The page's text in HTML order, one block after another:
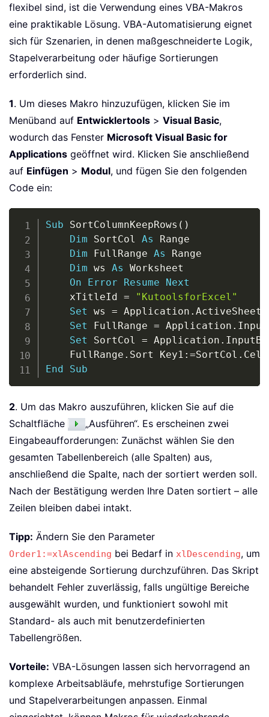
flexibel sind, ist die Verwendung eines VBA-Makros
eine praktikable Lösung. VBA-Automatisierung eignet
sich für Szenarien, in denen maßgeschneiderte Logik,
Stapelverarbeitung oder häufige Sortierungen
erforderlich sind.
1. Um dieses Makro hinzuzufügen, klicken Sie im
Menüband auf Entwicklertools > Visual Basic,
wodurch das Fenster Microsoft Visual Basic for
Applications geöffnet wird. Klicken Sie anschließend
auf Einfügen > Modul, und fügen Sie den folgenden
Code ein:
Sub SortColumnKeepRows ( )
Dim SortCol As Range
Dim FullRange As Range
Dim ws As Worksheet
On
Error Resume
Next
    xTitleId
=
"KutoolsforExcel"
Set ws = Application . ActiveSheet
Set FullRange = Application .
Set SortCol = Application .
    FullRange
. Sort Key1 : =SortCol .
End
Sub
2. Um das Makro auszuführen, klicken Sie auf die
Schaltfläche
„Ausführen“. Es erscheinen zwei
Eingabeaufforderungen: Zunächst wählen Sie den
gesamten Tabellenbereich (alle Spalten) aus,
anschließend die Spalte, nach der sortiert werden soll.
Nach der Bestätigung werden Ihre Daten sortiert – alle
Zeilen bleiben dabei intakt.
Tipp: Ändern Sie den Parameter
Order1:=xlAscending bei Bedarf in xlDescending, um
eine absteigende Sortierung durchzuführen. Das Skript
behandelt Fehler zuverlässig, falls ungültige Bereiche
ausgewählt wurden, und funktioniert sowohl mit
Standard- als auch mit benutzerdefinierten
Tabellengrößen.
Vorteile: VBA-Lösungen lassen sich hervorragend an
komplexe Arbeitsabläufe, mehrstufige Sortierungen
und Stapelverarbeitungen anpassen. Einmal